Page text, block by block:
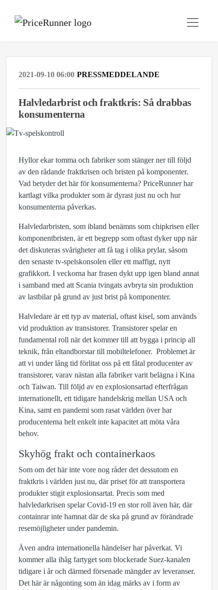
2021-09-10 06:00 PRESSMEDDELANDE
Halvledarbrist och fraktkris: Så drabbas
konsumenterna
Hyllor ekar tomma och fabriker som stänger ner till följd
av den rådande fraktkrisen och bristen på komponenter.
Vad betyder det här för konsumenterna? PriceRunner har
kartlagt vilka produkter som är dyrast just nu och hur
konsumenterna påverkas.
Halvledarbristen, som ibland benämns som chipkrisen eller
komponentbristen, är ett begrepp som oftast dyker upp när
det diskuteras svårigheter att få tag i olika prylar, såsom
den senaste tv-spelskonsolen eller ett maffigt, nytt
grafikkort. I veckorna har frasen dykt upp igen bland annat
i samband med att Scania tvingats avbryta sin produktion
av lastbilar på grund av just brist på komponenter.
Halvledare är ett typ av material, oftast kisel, som används
vid produktion av transistorer. Transistorer spelar en
fundamental roll när det kommer till att bygga i princip all
teknik, från eltandborstar till mobiltelefoner. Problemet är
att vi under lång tid förlitat oss på ett fåtal producenter av
transistorer, varav nästan alla fabriker varit belägna i Kina
och Taiwan. Till följd av en explosionsartad efterfrågan
internationellt, ett tidigare handelskrig mellan USA och
Kina, samt en pandemi som rasat världen över har
producenterna helt enkelt inte kapacitet att möta våra
behov.
Skyhög frakt och containerkaos
Som om det här inte vore nog råder det dessutom en
fraktkris i världen just nu, där priset för att transportera
produkter stigit explosionsartat. Precis som med
halvledarkrisen spelar Covid-19 en stor roll även här, där
containrar inte hamnat där de ska på grund av förändrade
resemöjligheter under pandemin.
Även andra internationella händelser har påverkat. Vi
kommer alla ihåg fartyget som blockerade Suez-kanalen
tidigare i år och därmed försenade mängder av leveranser.
Det här är någonting som än idag märks av i form av